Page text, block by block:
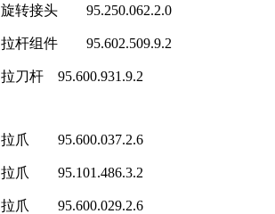
旋转接头 95.250.062.2.0
拉杆组件 95.602.509.9.2
拉刀杆 95.600.931.9.2
拉爪 95.600.037.2.6
拉爪 95.101.486.3.2
拉爪 95.600.029.2.6